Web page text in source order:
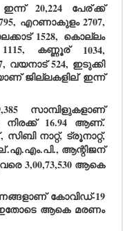
20,224 പേര്ക്ക്
എറണാകുളം 2707,
1528, കൊല്ലം
കണ്ണൂര് 1034,
വയനാട് 524, ഇടുക്കി
ജില്ലകളില് ഇന്ന്
സാമ്പിളുകളാണ്
നിരക്ക് 16.94 ആണ്.
, സിബി നാറ്റ്, ട്രൂനാറ്റ്,
.എ.എം.പി., ആന്റിജന്
3,00,73,530 ആകെ
കോവിഡ്-19
ഇതോടെ ആകെ മരണം